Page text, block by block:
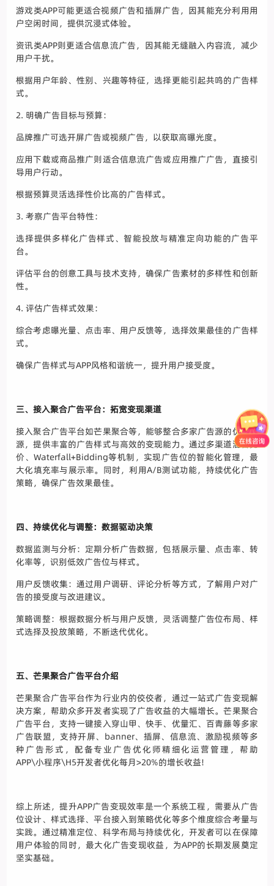
游戏类APP可能更适合视频广告和插屏广告，因其能充分利用用
户空闲时间，提供沉浸式体验。
资讯类APP则更适合信息流广告，因其能无缝融入内容流，减少
用户干扰。
根据用户年龄、性别、兴趣等特征，选择更能引起共鸣的广告样
式。
2. 明确广告目标与预算：
品牌推广可选开屏广告或视频广告，以获取高曝光度。
应用下载或商品推广则适合信息流广告或应用推广广告，直接引
导用户行动。
根据预算灵活选择性价比高的广告样式。
3. 考察广告平台特性：
选择提供多样化广告样式、智能投放与精准定向功能的广告平
台。
评估平台的创意工具与技术支持，确保广告素材的多样性和创新
性。
4. 评估广告样式效果：
综合考虑曝光量、点击率、用户反馈等，选择效果最佳的广告样
式。
确保广告样式与APP风格和谐统一，提升用户接受度。
三、接入聚合广告平台：拓宽变现渠道
接入聚合广告平台如芒果聚合等，能够整合多家广告源的优质资
源，提供丰富的广告样式与高效的变现能力。通过多渠道混合竞
价、Waterfall+Bidding等机制，实现广告位的智能化管理，最
大化填充率与展示率。同时，利用A/B测试功能，持续优化广告
策略，确保广告效果最佳。
四、持续优化与调整：数据驱动决策
数据监测与分析：定期分析广告数据，包括展示量、点击率、转
化率等，识别低效广告位与样式。
用户反馈收集：通过用户调研、评论分析等方式，了解用户对广
告的接受度与改进建议。
策略调整：根据数据分析与用户反馈，灵活调整广告位布局、样
式选择及投放策略，不断迭代优化。
五、芒果聚合广告平台介绍
芒果聚合广告平台作为行业内的佼佼者，通过一站式广告变现解
决方案，帮助众多开发者实现了广告收益的大幅增长。芒果聚合
广告平台，支持一键接入穿山甲、快手、优量汇、百青藤等多家
广告联盟，支持开屏、banner、插屏、信息流、激励视频等多
种广告形式，配备专业广告优化师精细化运营管理，帮助
APP\小程序\H5开发者优化每月>20%的增长收益!
综上所述，提升APP广告变现效率是一个系统工程，需要从广告
位设计、样式选择、平台接入到策略优化等多个维度综合考量与
实践。通过精准定位、科学布局与持续优化，开发者可以在保障
用户体验的同时，最大化广告变现收益，为APP的长期发展奠定
坚实基础。